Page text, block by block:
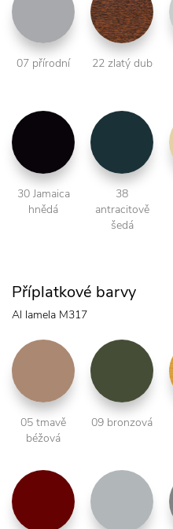
07 přírodní 22 zlatý dub
30 Jamaica
hnědá
38
antracitově
šedá
Příplatkové barvy
Al lamela M317
05 tmavě
béžová
09 bronzová